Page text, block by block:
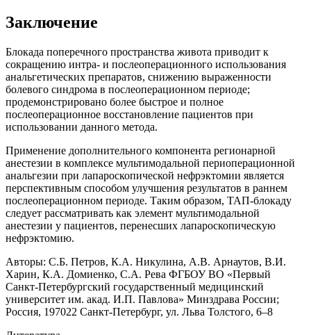
Заключение
Блокада поперечного пространства живота приводит к
сокращению интра- и послеоперационного использования
анальгетических препаратов, снижению выраженности
болевого синдрома в послеоперационном периоде;
продемонстрировано более быстрое и полное
послеоперационное восстановление пациентов при
использовании данного метода.
Применение дополнительного компонента регионарной
анестезии в комплексе мультимодальной периоперационной
анальгезии при лапароскопической нефрэктомии является
перспективным способом улучшения результатов в раннем
послеоперационном периоде. Таким образом, ТАП-блокаду
следует рассматривать как элемент мультимодальной
анестезии у пациентов, перенесших лапароскопическую
нефрэктомию.
Авторы: С.Б. Петров, К.А. Никулина, А.В. Арнаутов, В.И.
Харин, К.А. Домиенко, С.А. Рева ФГБОУ ВО «Первый
Санкт-Петербургский государственный медицинский
университет им. акад. И.П. Павлова» Минздрава России;
Россия, 197022 Санкт-Петербург, ул. Льва Толстого, 6–8